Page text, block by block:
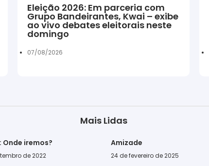
Eleição 2026: Em parceria com
Grupo Bandeirantes, Kwai – exibe
ao vivo debates eleitorais neste
domingo
07/08/2026
Mais Lidas
iremos?
de 2022
Amizade
24 de fevereiro de 2025